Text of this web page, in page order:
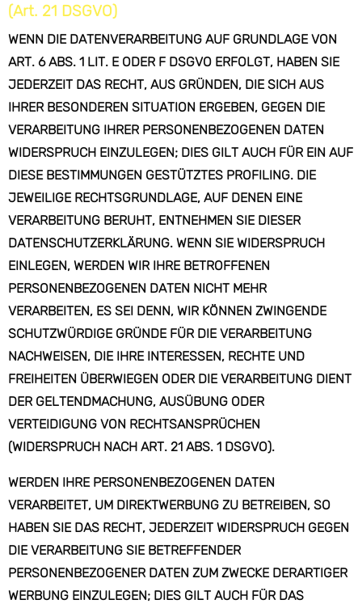
(Art. 21 DSGVO)
WENN DIE DATENVERARBEITUNG AUF GRUNDLAGE VON
ART. 6 ABS. 1 LIT. E ODER F DSGVO ERFOLGT, HABEN SIE
JEDERZEIT DAS RECHT, AUS GRÜNDEN, DIE SICH AUS
IHRER BESONDEREN SITUATION ERGEBEN, GEGEN DIE
VERARBEITUNG IHRER PERSONENBEZOGENEN DATEN
WIDERSPRUCH EINZULEGEN; DIES GILT AUCH FÜR EIN AUF
DIESE BESTIMMUNGEN GESTÜTZTES PROFILING. DIE
JEWEILIGE RECHTSGRUNDLAGE, AUF DENEN EINE
VERARBEITUNG BERUHT, ENTNEHMEN SIE DIESER
DATENSCHUTZERKLÄRUNG. WENN SIE WIDERSPRUCH
EINLEGEN, WERDEN WIR IHRE BETROFFENEN
PERSONENBEZOGENEN DATEN NICHT MEHR
VERARBEITEN, ES SEI DENN, WIR KÖNNEN ZWINGENDE
SCHUTZWÜRDIGE GRÜNDE FÜR DIE VERARBEITUNG
NACHWEISEN, DIE IHRE INTERESSEN, RECHTE UND
FREIHEITEN ÜBERWIEGEN ODER DIE VERARBEITUNG DIENT
DER GELTENDMACHUNG, AUSÜBUNG ODER
VERTEIDIGUNG VON RECHTSANSPRÜCHEN
(WIDERSPRUCH NACH ART. 21 ABS. 1 DSGVO).
WERDEN IHRE PERSONENBEZOGENEN DATEN
VERARBEITET, UM DIREKTWERBUNG ZU BETREIBEN, SO
HABEN SIE DAS RECHT, JEDERZEIT WIDERSPRUCH GEGEN
DIE VERARBEITUNG SIE BETREFFENDER
PERSONENBEZOGENER DATEN ZUM ZWECKE DERARTIGER
WERBUNG EINZULEGEN; DIES GILT AUCH FÜR DAS